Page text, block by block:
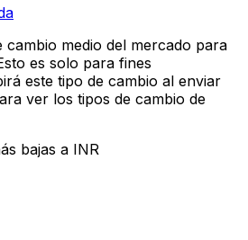
cambio medio del mercado para
es solo para fines
este tipo de cambio al enviar
ver los tipos de cambio de
bajas a INR